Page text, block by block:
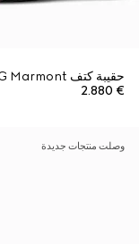
حقيبة كتف Jetset GG Marmont متوسطة الحجم
€ 2.880
وصلت منتجات جديدة